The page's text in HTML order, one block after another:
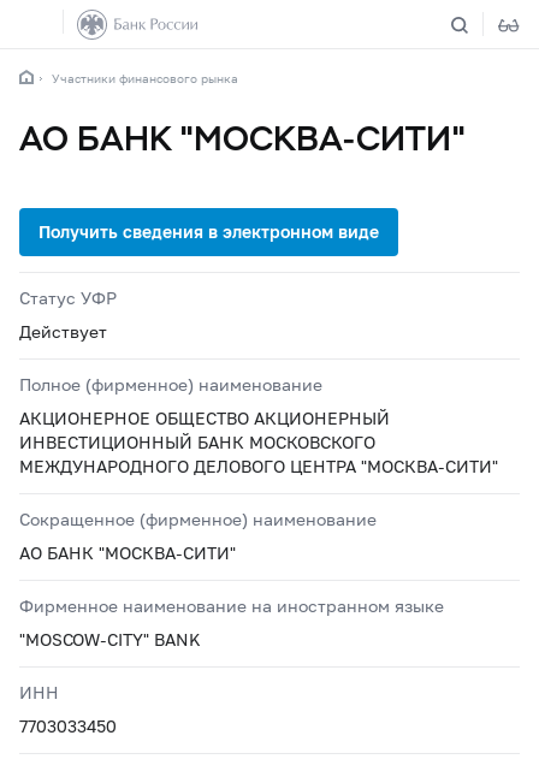
Участники финансового рынка
АО БАНК "МОСКВА-СИТИ"
Статус УФР
Действует
Полное (фирменное) наименование
АКЦИОНЕРНОЕ ОБЩЕСТВО АКЦИОНЕРНЫЙ
ИНВЕСТИЦИОННЫЙ БАНК МОСКОВСКОГО
МЕЖДУНАРОДНОГО ДЕЛОВОГО ЦЕНТРА "МОСКВА-СИТИ"
Сокращенное (фирменное) наименование
АО БАНК "МОСКВА-СИТИ"
Фирменное наименование на иностранном языке
"MOSCOW-CITY" BANK
ИНН
7703033450